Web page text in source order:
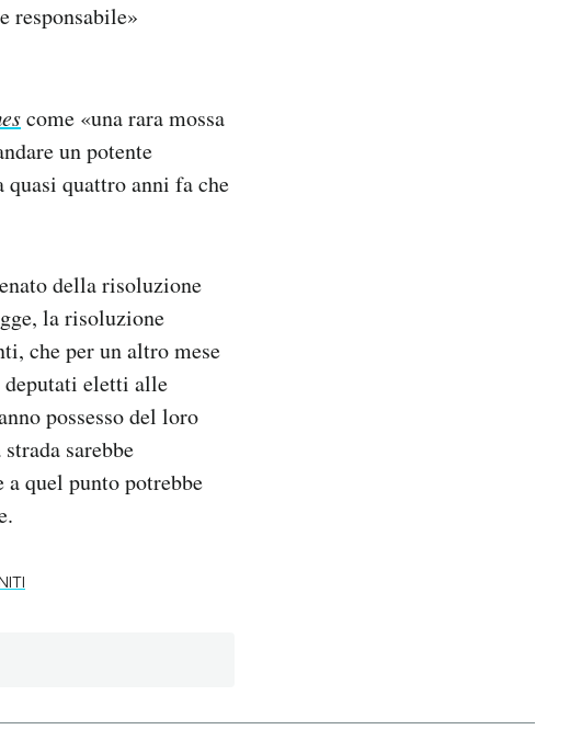
responsabile»
come «una rara mossa
un potente
quattro anni fa che
della risoluzione
la risoluzione
che per un altro mese
deputati eletti alle
possesso del loro
sarebbe
quel punto potrebbe